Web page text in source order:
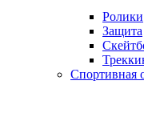
Ролики
Защита
Спортивная